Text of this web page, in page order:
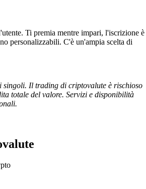
Ti premia mentre impari, l'iscrizione è
personalizzabili. C'è un'ampia scelta di
singoli. Il trading di criptovalute è rischioso
totale del valore. Servizi e disponibilità